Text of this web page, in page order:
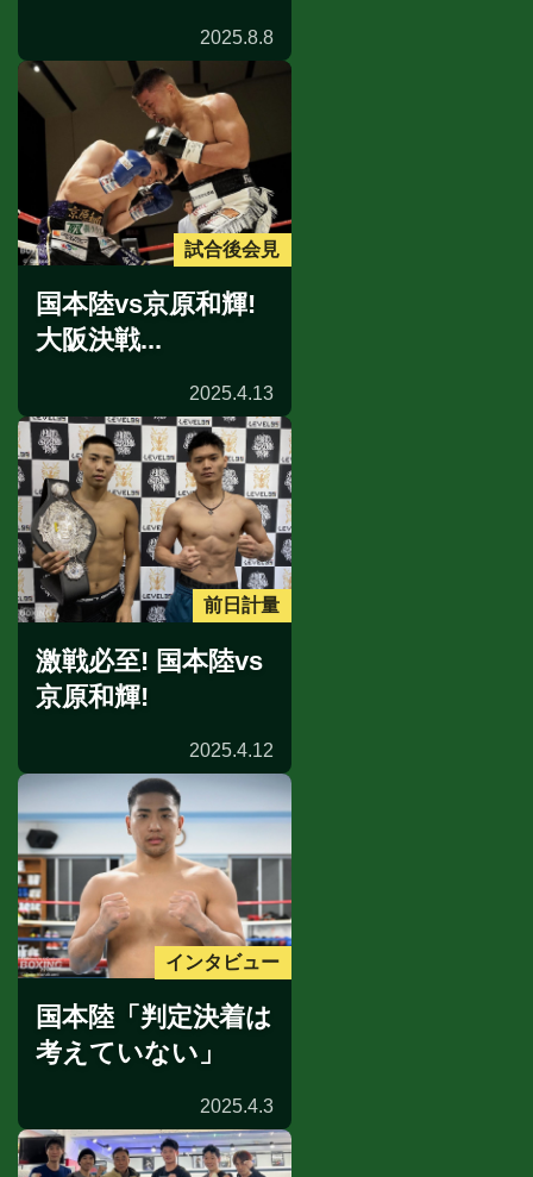
2025.8.8
試合後会見
国本陸vs京原和輝!
大阪決戦...
2025.4.13
前日計量
激戦必至! 国本陸vs
京原和輝!
2025.4.12
インタビュー
国本陸「判定決着は
考えていない」
2025.4.3